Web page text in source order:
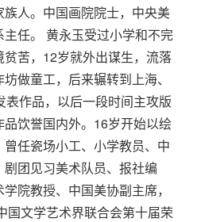
人。中国画院院士，中央美
任。 黄永玉受过小学和不完
苦，12岁就外出谋生，流落
做童工，后来辗转到上海、
作品，以后一段时间主攻版
饮誉国内外。16岁开始以绘
任瓷场小工、小学教员、中
团见习美术队员、报社编
院教授、中国美协副主席，
国文学艺术界联合会第十届荣